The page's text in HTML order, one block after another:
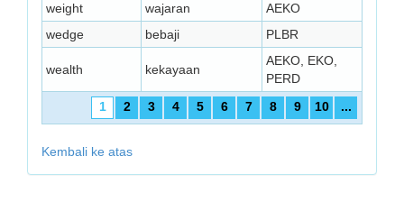
weight
wajaran
AEKO
wedge
bebaji PLBR
wealth kekayaan
AEKO, EKO,
PERD
1
2 3 4 5 6 7 8 9 10 ...
Kembali ke atas